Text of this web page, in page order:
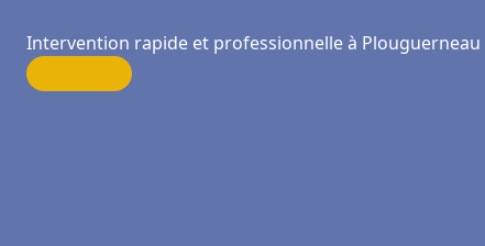
Intervention rapide et professionnelle à Plouguerneau